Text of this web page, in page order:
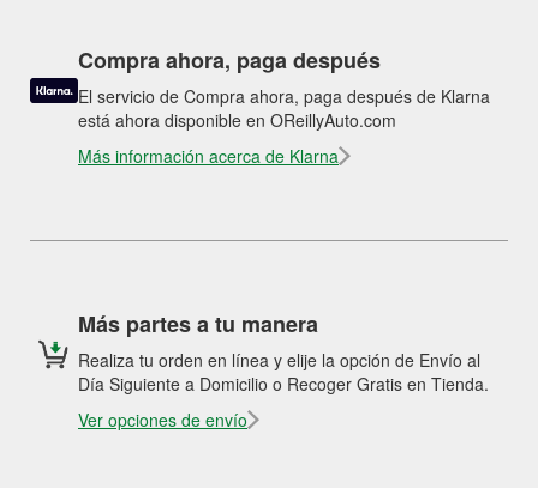
Compra ahora, paga después
El servicio de Compra ahora, paga después de Klarna
está ahora disponible en OReillyAuto.com
Más información acerca de Klarna
Más partes a tu manera
Realiza tu orden en línea y elije la opción de Envío al
Día Siguiente a Domicilio o Recoger Gratis en Tienda.
Ver opciones de envío